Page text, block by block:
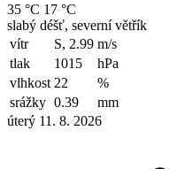
35 °C 17 °C
slabý déšť, severní větřík
vítr
S, 2.99 m/s
tlak
1015
hPa
vlhkost 22
%
srážky 0.39
mm
úterý 11. 8. 2026